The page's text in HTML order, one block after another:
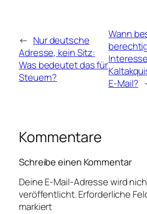
← Nur deutsche
Adresse, kein Sitz:
Was bedeutet das für
Steuern?
Wann
E‑Mail?
Kommentare
Schreibe einen Kommentar
Deine E-Mail-Adresse wird
veröffentlicht.Erforderliche
markiert